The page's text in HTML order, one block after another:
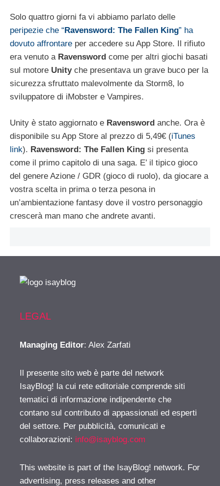
Solo quattro giorni fa vi abbiamo parlato delle
peripezie che “ Ravensword: The Fallen King” ha
dovuto affrontare per accedere su App Store. Il rifiuto
era venuto a Ravensword come per altri giochi basati
sul motore Unityche presentava un grave buco per la
sicurezza sfruttato malevolmente da Storm8, lo
sviluppatore di iMobster e Vampires.
Unity è stato aggiornato e Ravensword anche. Ora è
disponibile su App Store al prezzo di 5,49€ (iTunes
link). Ravensword: The Fallen King si presenta
come il primo capitolo di una saga. E’ il tipico gioco
del genere Azione / GDR (gioco di ruolo), da giocare a
vostra scelta in prima o terza pesona in
un’ambientazione fantasy dove il vostro personaggio
crescerà man mano che andrete avanti.
LEGAL
Managing Editor: Alex Zarfati
Il presente sito web è parte del network
IsayBlog! la cui rete editoriale comprende siti
tematici di informazione indipendente che
contano sul contributo di appassionati ed esperti
del settore. Per pubblicità, comunicati e
collaborazioni: info@isayblog.com
This website is part of the IsayBlog! network. For
advertising, press releases and other